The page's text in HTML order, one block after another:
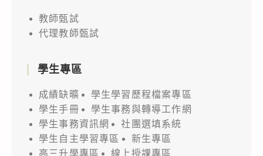
教師甄試
代理教師甄試
學生專區
成績缺曠
學生學習歷程檔案專區
學生手冊
學生事務與轉導工作網
學生事務資訊網
社團選填系統
學生自主學習專區
新生專區
高三升學專區
線上授課專區